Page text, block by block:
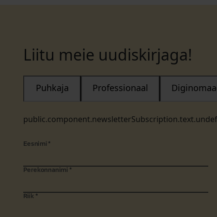
Liitu meie uudiskirjaga!
Puhkaja Professionaal
Eesnimi *
Perekonnanimi *
Riik *